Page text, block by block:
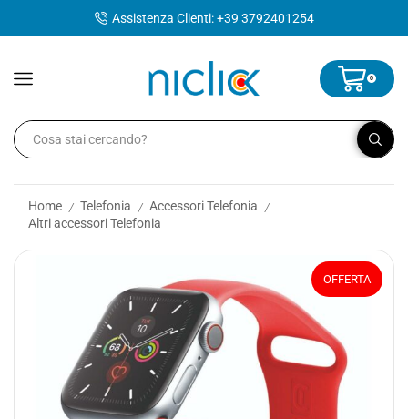
Assistenza Clienti: +39 3792401254
0
Home / Telefonia / Accessori Telefonia /
Altri accessori Telefonia
OFFERTA